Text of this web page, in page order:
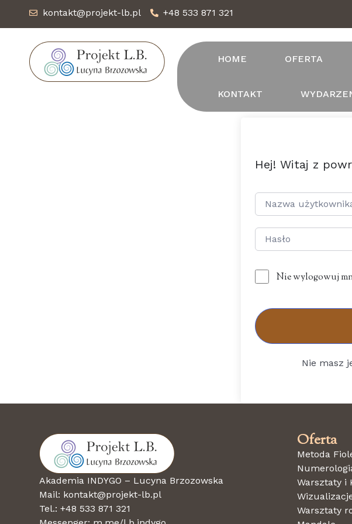
kontakt@projekt-lb.pl +48 533 871 321
HOME OFERTA
KONTAKT
Hej! Witaj z
Nie wylogowuj
Nie masz
Akademia INDYGO – Lucyna Brzozowska
Mail: kontakt@projekt-lb.pl
Tel.: +48 533 871 321
Oferta
Metoda
Warsztaty i
Warsztaty